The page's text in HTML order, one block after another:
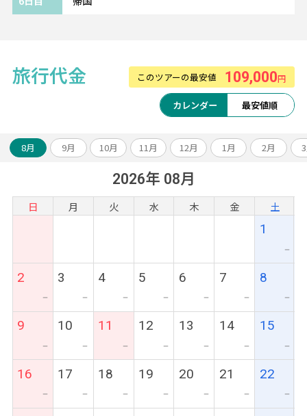
旅行代金 このツアーの最安値 109,000円
カレンダー 最安値順
8月 9月 10月 11月 12月 1月 2月
2026年 08月
日 月 火 水 木 金 土
1
ー
2
ー
3
ー
4
ー
5
ー
6
ー
7
ー
8
ー
9
ー
10
ー
11
ー
12
ー
13
ー
14
ー
15
ー
16
ー
17
ー
18
ー
19
ー
20
ー
21
ー
22
ー